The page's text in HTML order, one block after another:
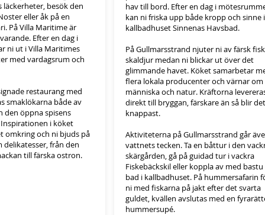
besök den
eller åk på en
På Villa Maritime är
Efter en dag i
ni ut i Villa Maritimes
med vardagsrum och
restaurang med
smaklökarna både av
den öppna spisens
i köket
omkring och ni bjuds på
delikatesser, från den
till färska ostron.
hav till bord. Efter en dag i
kan ni friska upp både kropp och sinne i
kallbadhuset Sinnenas Havsbad.
På Gullmarsstrand njuter ni av färsk
skaldjur medan ni blickar ut över det
glimmande havet. Köket samarbetar
flera lokala producenter och värnar om
människa och natur. Kräftorna
direkt till bryggan, färskare än så blir det
knappast.
Aktiviteterna på Gullmarsstrand går
vattnets tecken. Ta en båttur i den
skärgården, gå på guidad tur i vackra
Fiskebäckskil eller koppla av med bastu
bad i kallbadhuset. På hummersafarin
ni med fiskarna på jakt efter det svarta
guldet, kvällen avslutas med en
hummersupé.​